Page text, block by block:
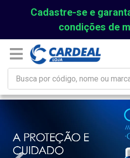
Cadastre-se e
condições de